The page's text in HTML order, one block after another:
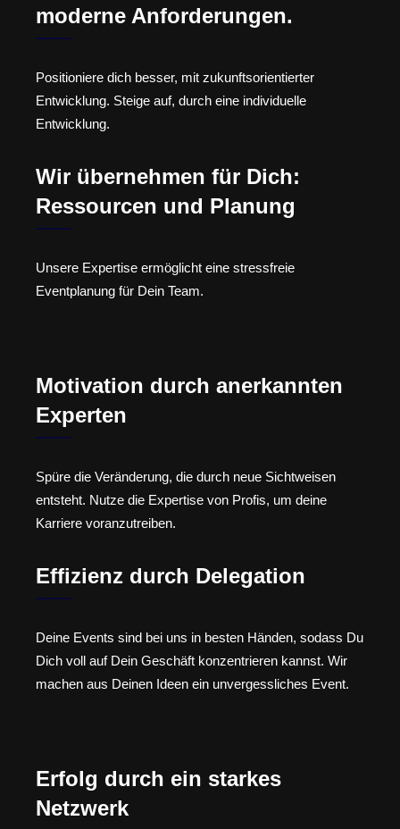
moderne Anforderungen.
Positioniere dich besser, mit zukunftsorientierter
Entwicklung. Steige auf, durch eine individuelle
Entwicklung.
Wir übernehmen für Dich:
Ressourcen und Planung
Unsere Expertise ermöglicht eine stressfreie
Eventplanung für Dein Team.
Motivation durch anerkannten
Experten
Spüre die Veränderung, die durch neue Sichtweisen
entsteht. Nutze die Expertise von Profis, um deine
Karriere voranzutreiben.
Effizienz durch Delegation
Deine Events sind bei uns in besten Händen, sodass Du
Dich voll auf Dein Geschäft konzentrieren kannst. Wir
machen aus Deinen Ideen ein unvergessliches Event.
Erfolg durch ein starkes
Netzwerk